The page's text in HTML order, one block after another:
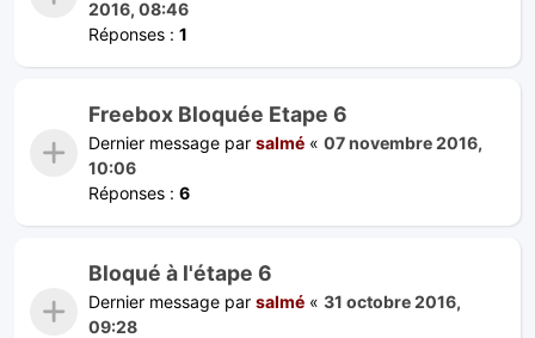
2016, 08:46
Réponses : 1
Freebox Bloquée Etape 6
Dernier message par salmé « 07 novembre 2016,
10:06
Réponses : 6
Bloqué à l'étape 6
Dernier message par salmé « 31 octobre 2016,
09:28